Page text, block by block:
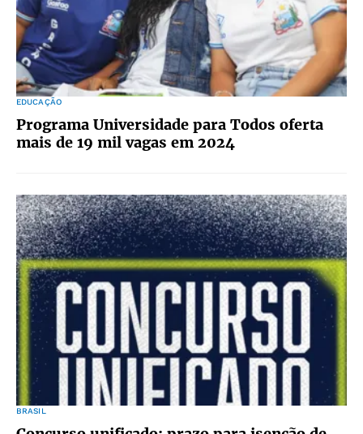
EDUCAÇÃO
Programa Universidade para Todos oferta
mais de 19 mil vagas em 2024
BRASIL